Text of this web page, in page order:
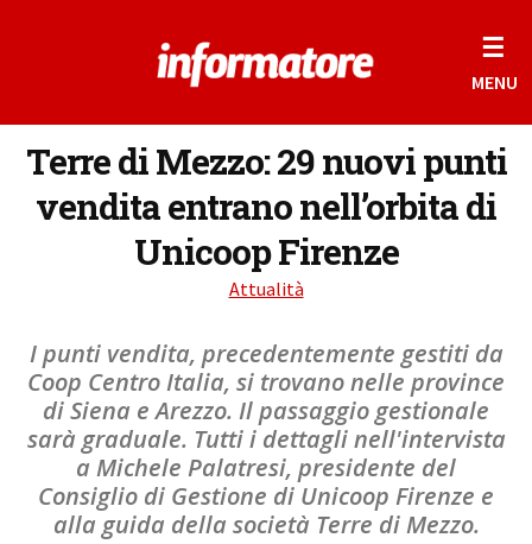
☰
MENU
Terre di Mezzo: 29 nuovi punti
vendita entrano nell’orbita di
Unicoop Firenze
Attualità
I punti vendita, precedentemente gestiti da
Coop Centro Italia, si trovano nelle province
di Siena e Arezzo. Il passaggio gestionale
sarà graduale. Tutti i dettagli nell'intervista
a Michele Palatresi, presidente del
Consiglio di Gestione di Unicoop Firenze e
alla guida della società Terre di Mezzo.